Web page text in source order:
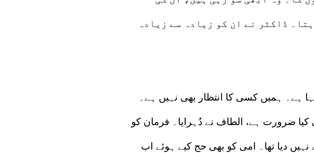
ڈاکٹر نے ان کو زیادہ سے زیادہ
ہے۔ ہمیں کسی کا انتظار بھی نہیں ہے۔
ضرورت ہے، الطاف نے دُہرایا۔ فرمان کو
دیا تھا۔ امی کو بھی حج کیے ہوئے اب